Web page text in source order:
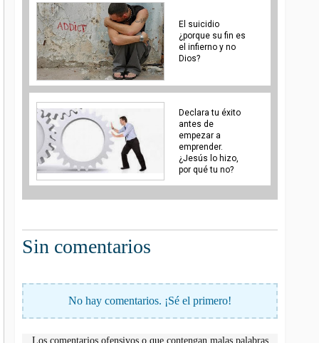
El suicidio
¿porque su fin es
el infierno y no
Dios?
Declara tu éxito
antes de
empezar a
emprender.
¿Jesús lo hizo,
por qué tu no?
Sin comentarios
No hay comentarios. ¡Sé el primero!
Los comentarios ofensivos o que contengan malas palabras